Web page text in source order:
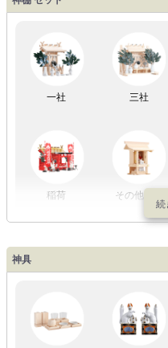
以内
～2万円
一社 三社
稲荷 その他の社
神具